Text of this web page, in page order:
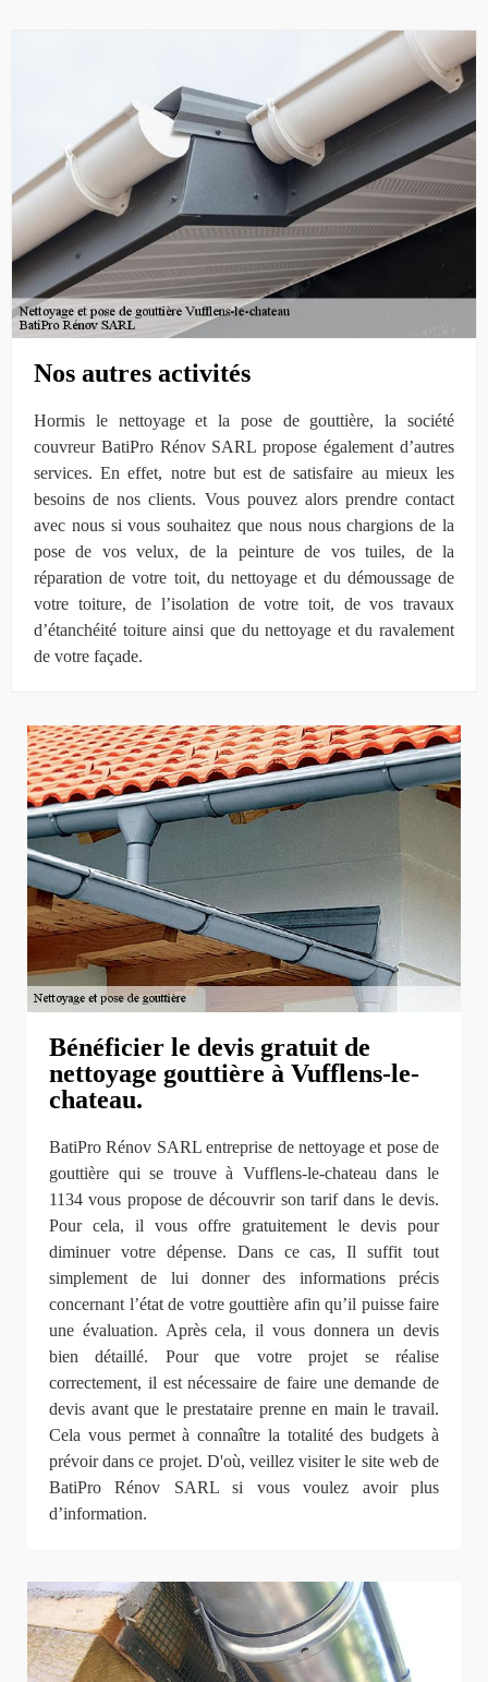
Nos autres activités
Hormis le nettoyage et la pose de gouttière, la société
couvreur BatiPro Rénov SARL propose également d’autres
services. En effet, notre but est de satisfaire au mieux les
besoins de nos clients. Vous pouvez alors prendre contact
avec nous si vous souhaitez que nous nous chargions de la
pose de vos velux, de la peinture de vos tuiles, de la
réparation de votre toit, du nettoyage et du démoussage de
votre toiture, de l’isolation de votre toit, de vos travaux
d’étanchéité toiture ainsi que du nettoyage et du ravalement
de votre façade.
Bénéficier le devis gratuit de
nettoyage gouttière à Vufflens-le-
chateau.
BatiPro Rénov SARL entreprise de nettoyage et pose de
gouttière qui se trouve à Vufflens-le-chateau dans le
1134 vous propose de découvrir son tarif dans le devis.
Pour cela, il vous offre gratuitement le devis pour
diminuer votre dépense. Dans ce cas, Il suffit tout
simplement de lui donner des informations précis
concernant l’état de votre gouttière afin qu’il puisse faire
une évaluation. Après cela, il vous donnera un devis
bien détaillé. Pour que votre projet se réalise
correctement, il est nécessaire de faire une demande de
devis avant que le prestataire prenne en main le travail.
Cela vous permet à connaître la totalité des budgets à
prévoir dans ce projet. D'où, veillez visiter le site web de
BatiPro Rénov SARL si vous voulez avoir plus
d’information.